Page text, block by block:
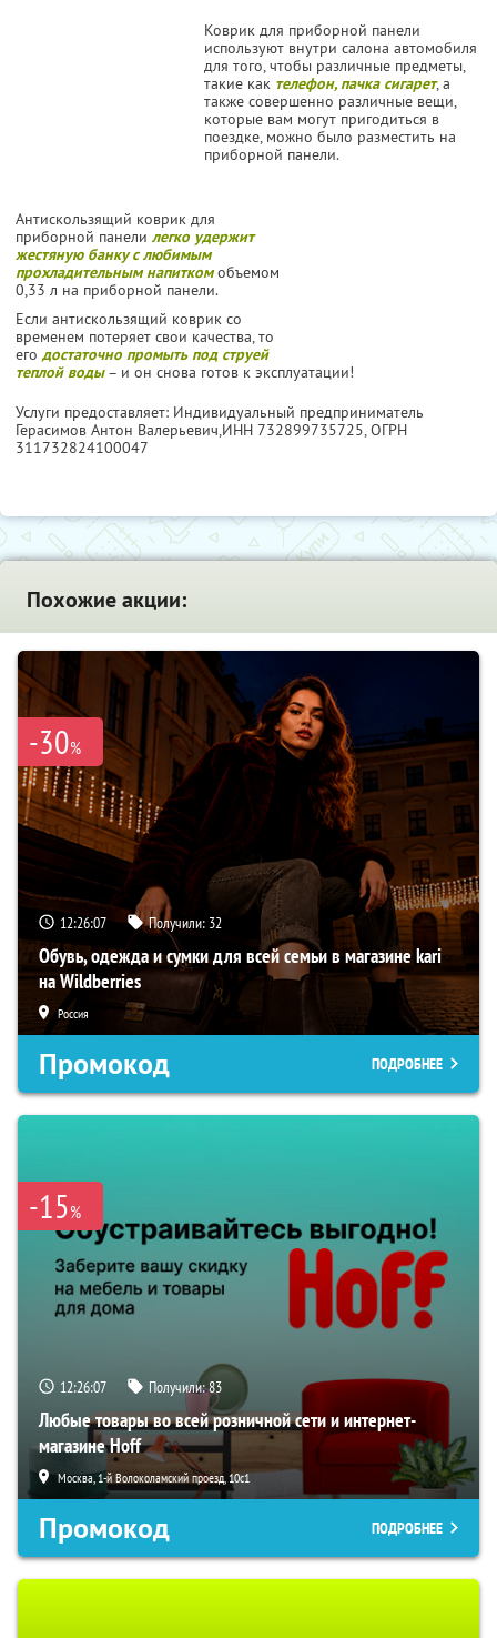
Коврик для приборной панели
используют внутри салона автомобиля
для того, чтобы различные предметы,
такие как телефон, пачка сигарет, а
также совершенно различные вещи,
которые вам могут пригодиться в
поездке, можно было разместить на
приборной панели.
Антискользящий коврик для
приборной панели легко удержит
жестяную банку с любимым
прохладительным напиткомобъемом
0,33 л на приборной панели.
Если антискользящий коврик со
временем потеряет свои качества, то
его достаточно промыть под струей
теплой воды– и он снова готов к эксплуатации!
Услуги предоставляет: Индивидуальный предприниматель
Герасимов Антон Валерьевич,ИНН 732899735725, ОГРН
311732824100047
Похожие акции:
-30%
12:26:07 Получили: 32
Обувь, одежда и сумки для всей семьи в магазине kari
на Wildberries
Россия
Промокод ПОДРОБНЕЕ
-15%
12:26:07 Получили:83
Любые товары во всей розничной сети и интернет-
магазине Hoff
Москва, 1-й Волоколамский проезд, 10с1
Промокод ПОДРОБНЕЕ